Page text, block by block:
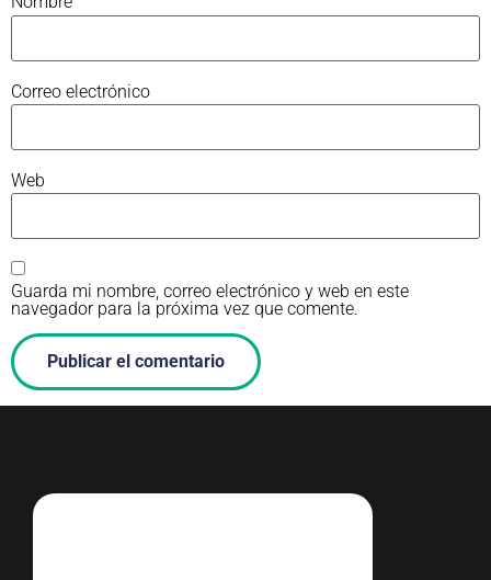
Correo electrónico
Web
Guarda mi nombre, correo electrónico y web en este
navegador para la próxima vez que comente.